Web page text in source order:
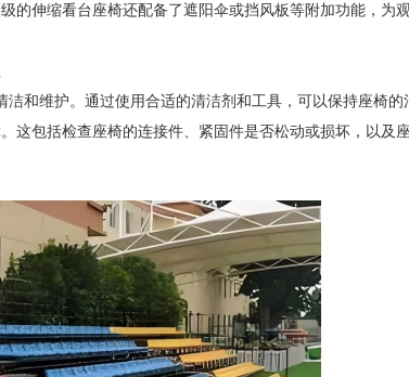
的伸缩看台座椅还配备了遮阳伞或挡风板等附加功能，为
和维护。通过使用合适的清洁剂和工具，可以保持座椅的
这包括检查座椅的连接件、紧固件是否松动或损坏，以及